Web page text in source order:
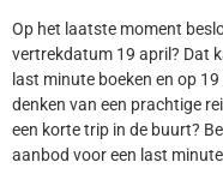
Op het laatste moment
vertrekdatum 19 april? Dat
last minute boeken en op
denken van een prachtige
een korte trip in de buurt?
aanbod voor een last